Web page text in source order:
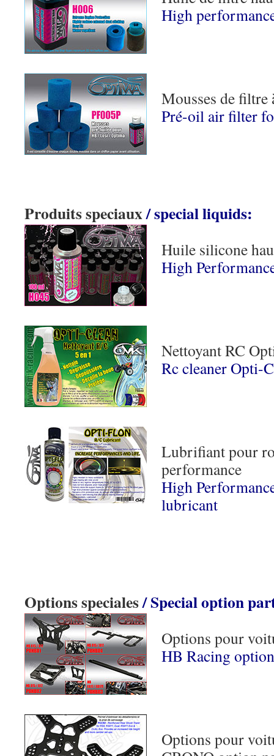
High
Mousses de filtre
Pré-oil air filter
Produits speciaux/ special liquids:
Huile silicone
High
Nettoyant RC
Rc cleaner Opti-
Lubrifiant pour
performance
High
lubricant
Options speciales/ Special option
Options pour
HB Racing
Options pour